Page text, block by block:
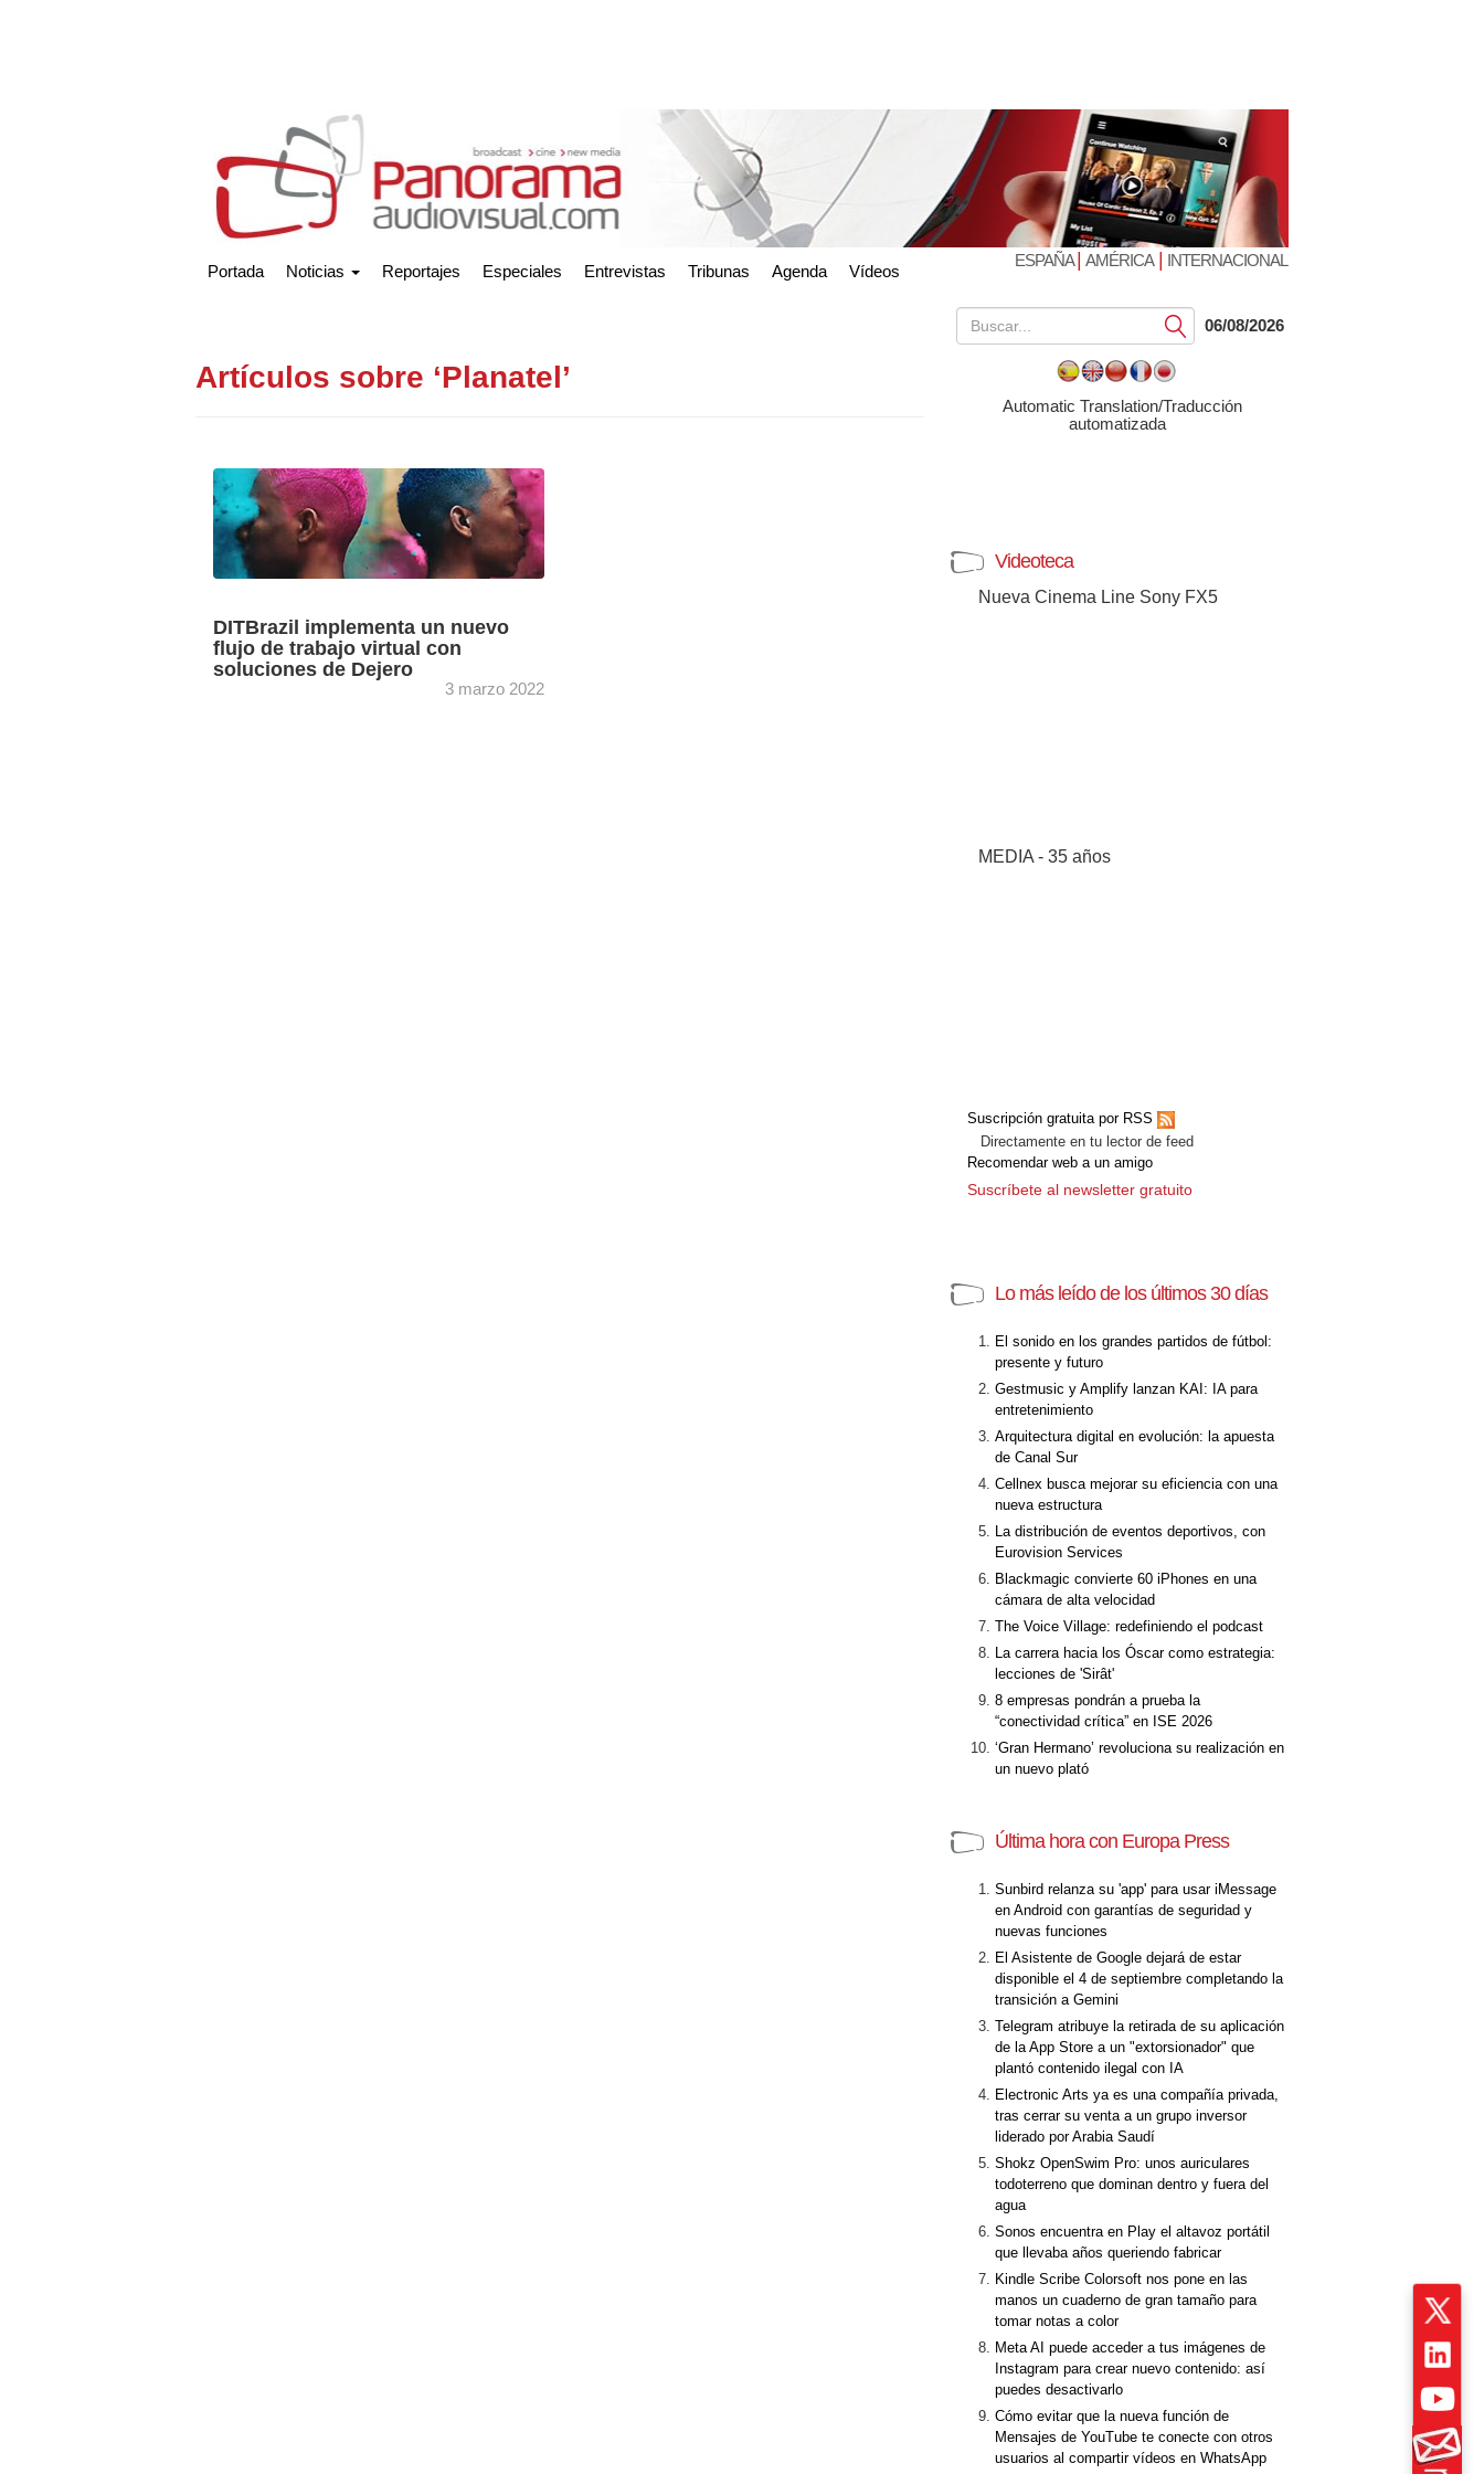
Portada Noticias Reportajes Especiales Entrevistas Tribunas Agenda Vídeos
ESPAÑA| AMÉRICA| INTERNACIONAL
Artículos sobre ‘Planatel’
DITBrazil implementa un nuevo
flujo de trabajo virtual con
soluciones de Dejero
3 marzo 2022
Submit06/08/2026
Automatic Translation/Traducción
automatizada
Videoteca
Nueva Cinema Line Sony FX5
MEDIA - 35 años
Suscripción gratuita por RSS
Directamente en tu lector de feed
Recomendar web a un amigo
Suscríbete al newsletter gratuito
Lo más leído de los últimos 30 días
El sonido en los grandes partidos de fútbol:
presente y futuro
Gestmusic y Amplify lanzan KAI: IA para
entretenimiento
Arquitectura digital en evolución: la apuesta
de Canal Sur
Cellnex busca mejorar su eficiencia con una
nueva estructura
La distribución de eventos deportivos, con
Eurovision Services
Blackmagic convierte 60 iPhones en una
cámara de alta velocidad
The Voice Village: redefiniendo el podcast
La carrera hacia los Óscar como estrategia:
lecciones de 'Sirât'
8 empresas pondrán a prueba la
“conectividad crítica” en ISE 2026
‘Gran Hermano’ revoluciona su realización en
un nuevo plató
Última hora con Europa Press
Sunbird relanza su 'app' para usar iMessage
en Android con garantías de seguridad y
nuevas funciones
El Asistente de Google dejará de estar
disponible el 4 de septiembre completando la
transición a Gemini
Telegram atribuye la retirada de su aplicación
de la App Store a un "extorsionador" que
plantó contenido ilegal con IA
Electronic Arts ya es una compañía privada,
tras cerrar su venta a un grupo inversor
liderado por Arabia Saudí
Shokz OpenSwim Pro: unos auriculares
todoterreno que dominan dentro y fuera del
agua
Sonos encuentra en Play el altavoz portátil
que llevaba años queriendo fabricar
Kindle Scribe Colorsoft nos pone en las
manos un cuaderno de gran tamaño para
tomar notas a color
Meta AI puede acceder a tus imágenes de
Instagram para crear nuevo contenido: así
puedes desactivarlo
Cómo evitar que la nueva función de
Mensajes de YouTube te conecte con otros
usuarios al compartir vídeos en WhatsApp